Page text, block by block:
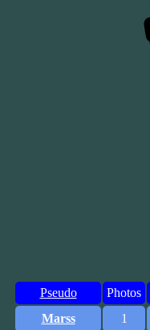
Pseudo Photos
Marss
1